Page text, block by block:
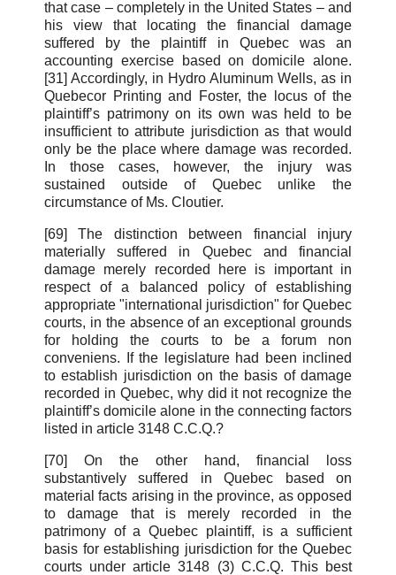
that case – completely in the United States – and
his view that locating the financial damage
suffered by the plaintiff in Quebec was an
accounting exercise based on domicile alone.
[31] Accordingly, in Hydro Aluminum Wells, as in
Quebecor Printing and Foster, the locus of the
plaintiff’s patrimony on its own was held to be
insufficient to attribute jurisdiction as that would
only be the place where damage was recorded.
In those cases, however, the injury was
sustained outside of Quebec unlike the
circumstance of Ms. Cloutier.
[69] The distinction between financial injury
materially suffered in Quebec and financial
damage merely recorded here is important in
respect of a balanced policy of establishing
appropriate "international jurisdiction" for Quebec
courts, in the absence of an exceptional grounds
for holding the courts to be a forum non
conveniens. If the legislature had been inclined
to establish jurisdiction on the basis of damage
recorded in Quebec, why did it not recognize the
plaintiff’s domicile alone in the connecting factors
listed in article 3148 C.C.Q.?
[70] On the other hand, financial loss
substantively suffered in Quebec based on
material facts arising in the province, as opposed
to damage that is merely recorded in the
patrimony of a Quebec plaintiff, is a sufficient
basis for establishing jurisdiction for the Quebec
courts under article 3148 (3) C.C.Q. This best